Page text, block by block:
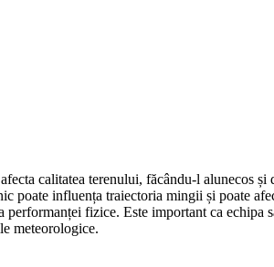
calitatea terenului, făcându-l alunecos
poate influența traiectoria mingii și poate
fizice. Este important ca echipa
meteorologice.